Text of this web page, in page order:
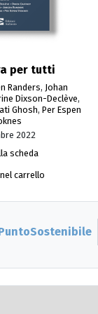
per tutti
Randers, Johan
Dixson-Declève,
Ghosh, Per Espen
2022
scheda
carrello